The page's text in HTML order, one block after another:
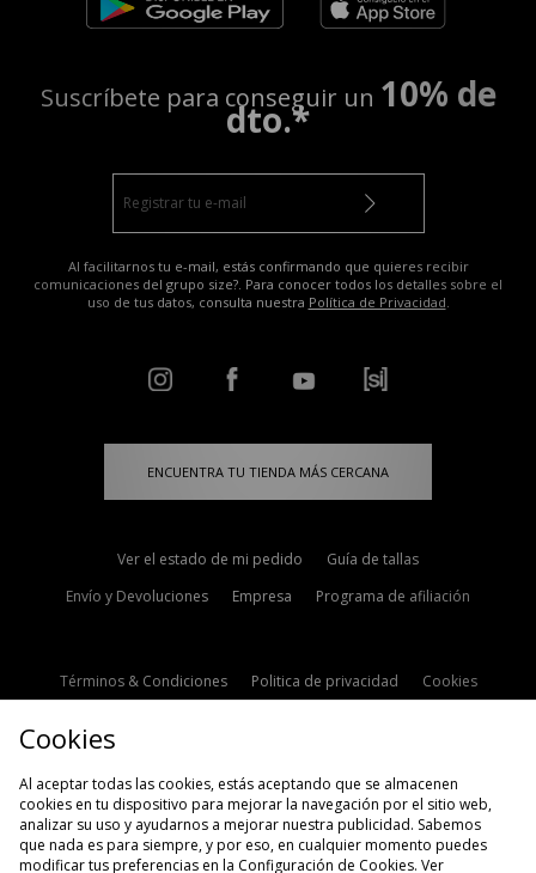
Suscríbete para conseguir un 10% de
dto.*
Al facilitarnos tu e-mail, estás confirmando que quieres recibir
comunicaciones del grupo size?. Para conocer todos los detalles sobre el
uso de tus datos, consulta nuestra Política de Privacidad
ENCUENTRA TU TIENDA MÁS CERCANA
Ver el estado de mi pedido
Guía de tallas
Envío y Devoluciones
Empresa Programa de afiliación
Términos & Condiciones Politica de privacidad
Cookies
Cookies
Al aceptar todas las cookies, estás aceptando que se almacenen
cookies en tu dispositivo para mejorar la navegación por el sitio web,
analizar su uso y ayudarnos a mejorar nuestra publicidad. Sabemos
que nada es para siempre, y por eso, en cualquier momento puedes
modificar tus preferencias en la Configuración de Cookies. Ver